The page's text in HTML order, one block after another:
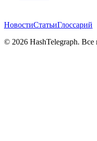
НовостиСтатьиГлоссарий
© 2026 HashTelegraph.